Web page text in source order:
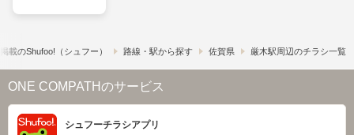
載の​Shufoo!​（シュフー） 路線・駅から探す 佐賀県 厳木駅周辺のチラシ一覧
ONE COMPATHのサービス
シュフーチラシアプリ